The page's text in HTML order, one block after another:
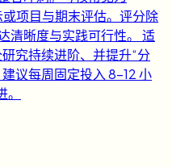
项目与期末评估。评分除
清晰度与实践可行性。 适
究持续进阶、并提升“分
议每周固定投入 8-12 小